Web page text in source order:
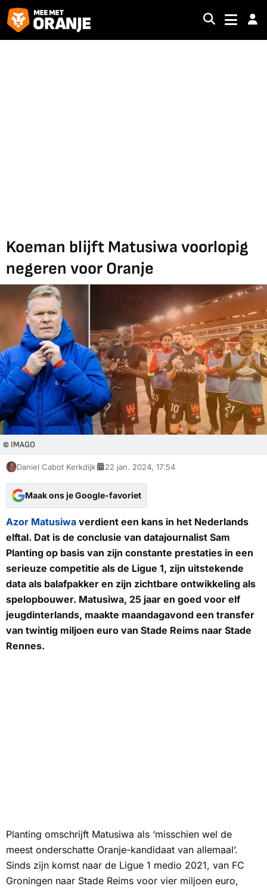
Koeman blijft Matusiwa voorlopig
negeren voor Oranje
© IMAGO
Daniel Cabot Kerkdijk 22 jan. 2024, 17:54
Maak ons je Google-favoriet
Azor Matusiwa verdient een kans in het Nederlands
elftal. Dat is de conclusie van datajournalist Sam
Planting op basis van zijn constante prestaties in een
serieuze competitie als de Ligue 1, zijn uitstekende
data als balafpakker en zijn zichtbare ontwikkeling als
spelopbouwer. Matusiwa, 25 jaar en goed voor elf
jeugdinterlands, maakte maandagavond een transfer
van twintig miljoen euro van Stade Reims naar Stade
Rennes.
Planting omschrijft Matusiwa als ‘misschien wel de
meest onderschatte Oranje-kandidaat van allemaal’.
Sinds zijn komst naar de Ligue 1 medio 2021, van FC
Groningen naar Stade Reims voor vier miljoen euro,